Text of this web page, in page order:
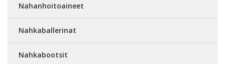
Nahanhoitoaineet
Nahkaballerinat
Nahkabootsit